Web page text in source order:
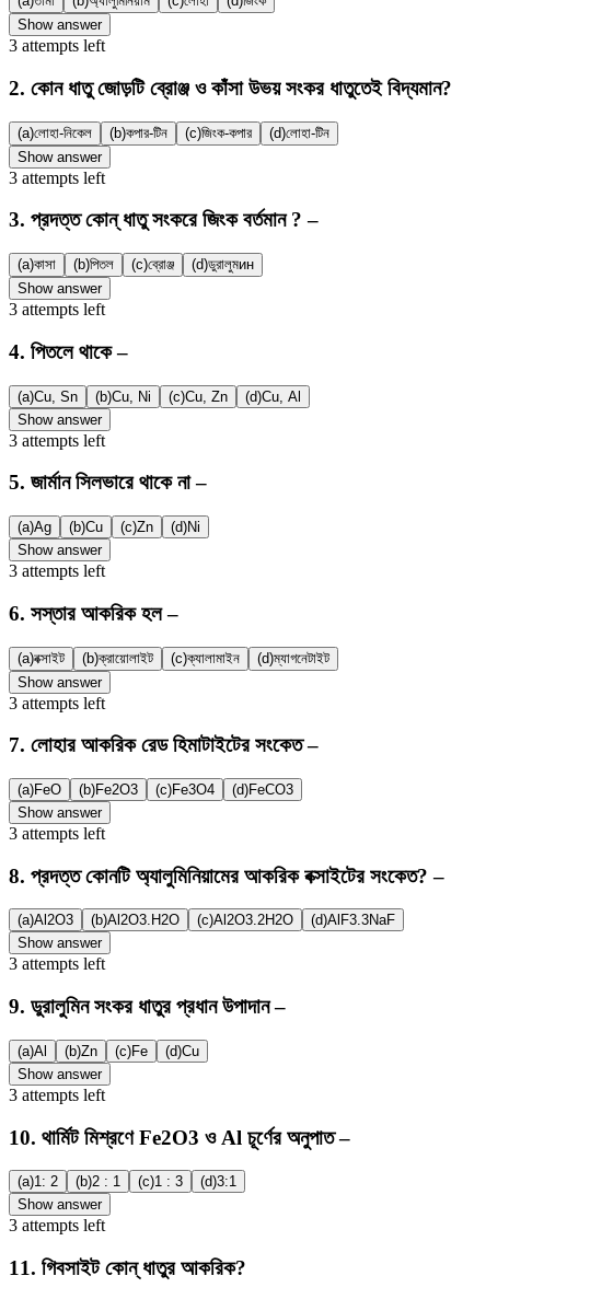
Show answer
3 attempts left
2. কোন ধাতু জোড়টি ব্রোঞ্জ ও কাঁসা উভয় সংকর ধাতুতেই বিদ্যমান?
(a)লোহা-নিকেল (b)কপার-টিন (c)জিংক-কপার (d)লোহা-টিন
Show answer
3 attempts left
3. প্রদত্ত কোন্ ধাতু সংকরে জিংক বর্তমান ? –
(a)কাসা (b)পিতল (c)ব্রোঞ্জ (d)ডুরালুমин
Show answer
3 attempts left
4. পিতলে থাকে –
(a)Cu, Sn (b)Cu, Ni (c)Cu, Zn (d)Cu, Al
Show answer
3 attempts left
5. জার্মান সিলভারে থাকে না –
(a)Ag (b)Cu (c)Zn (d)Ni
Show answer
3 attempts left
6. সস্তার আকরিক হল –
(a)বক্সাইট (b)ক্রায়োলাইট (c)ক্যালামাইন (d)ম্যাগনেটাইট
Show answer
3 attempts left
7. লোহার আকরিক রেড হিমাটাইটের সংকেত –
(a)FeO (b)Fe2O3 (c)Fe3O4 (d)FeCO3
Show answer
3 attempts left
8. প্রদত্ত কোনটি অ্যালুমিনিয়ামের আকরিক বক্সাইটের সংকেত? –
(a)Al2O3 (b)Al2O3.H2O (c)Al2O3.2H2O (d)AlF3.3NaF
Show answer
3 attempts left
9. ডুরালুমিন সংকর ধাতুর প্রধান উপাদান –
(a)Al (b)Zn (c)Fe (d)Cu
Show answer
3 attempts left
10. থার্মিট মিশ্রণে Fe2O3 ও Al চূর্ণের অনুপাত –
(a)1: 2 (b)2 : 1 (c)1 : 3 (d)3:1
Show answer
3 attempts left
11. গিবসাইট কোন্ ধাতুর আকরিক?